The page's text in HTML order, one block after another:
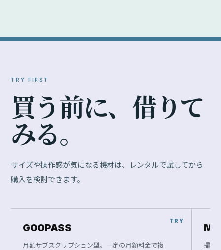
TRY FIRST
買う前に、 借りて
みる。
サイズや操作感が気になる機材は、レンタルで試してから
購入を検討できます。
GOOPASS
月額サブスクリプション型。一定の月額料金で複
撮影